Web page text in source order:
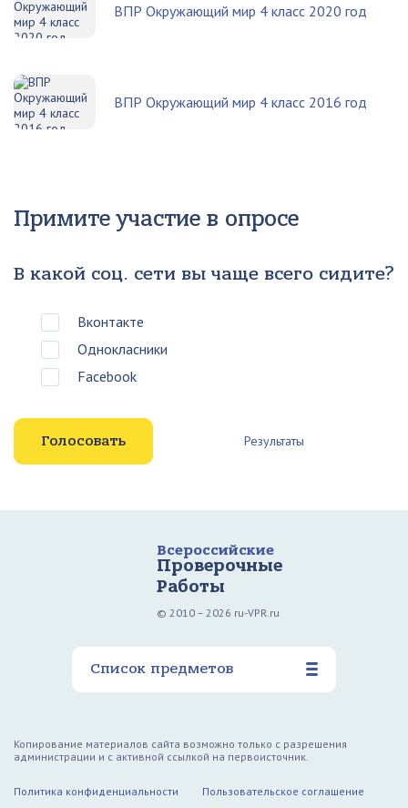
ВПР Окружающий мир 4 класс 2020 год
ВПР Окружающий мир 4 класс 2016 год
Примите участие в опросе
В какой соц. сети вы чаще всего сидите?
Вконтакте
Однокласники
Facebook
Результаты
Всероссийские
Проверочные
Работы
© 2010 – 2026 ru-VPR.ru
Список предметов
Копирование материалов сайта возможно только с разрешения
администрации и с активной ссылкой на первоисточник.
Политика конфиденциальности Пользовательское соглашение